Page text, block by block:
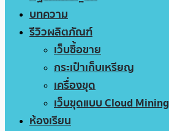
บทความ
รีวิวผลิตภัณฑ์
เว็บซื้อขาย
กระเป๋าเก็บเหรียญ
เครื่องขุด
เว็บขุดแบบ Cloud Mining
ห้องเรียน